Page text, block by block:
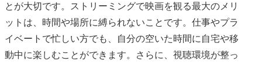
とが大切です。ストリーミングで映画を観る最大のメリ
ットは、時間や場所に縛られないことです。仕事やプラ
イベートで忙しい方でも、自分の空いた時間に自宅や移
動中に楽しむことができます。さらに、視聴環境が整っ